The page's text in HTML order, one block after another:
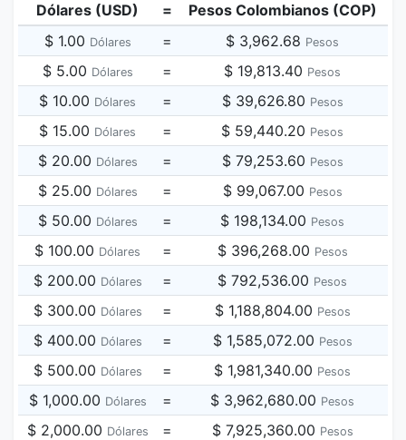
Dólares (USD) =
Pesos Colombianos (COP)
$ 1.00 Dólares = $ 3,962.68 Pesos
$ 5.00 Dólares = $ 19,813.40 Pesos
$ 10.00 Dólares = $ 39,626.80 Pesos
$ 15.00 Dólares = $ 59,440.20 Pesos
$ 20.00 Dólares = $ 79,253.60 Pesos
$ 25.00 Dólares = $ 99,067.00 Pesos
$ 50.00 Dólares = $ 198,134.00 Pesos
$ 100.00 Dólares = $ 396,268.00 Pesos
$ 200.00 Dólares = $ 792,536.00 Pesos
$ 300.00 Dólares = $ 1,188,804.00 Pesos
$ 400.00 Dólares = $ 1,585,072.00 Pesos
$ 500.00 Dólares = $ 1,981,340.00 Pesos
$ 1,000.00 Dólares = $ 3,962,680.00 Pesos
$ 2,000.00 Dólares = $ 7,925,360.00 Pesos